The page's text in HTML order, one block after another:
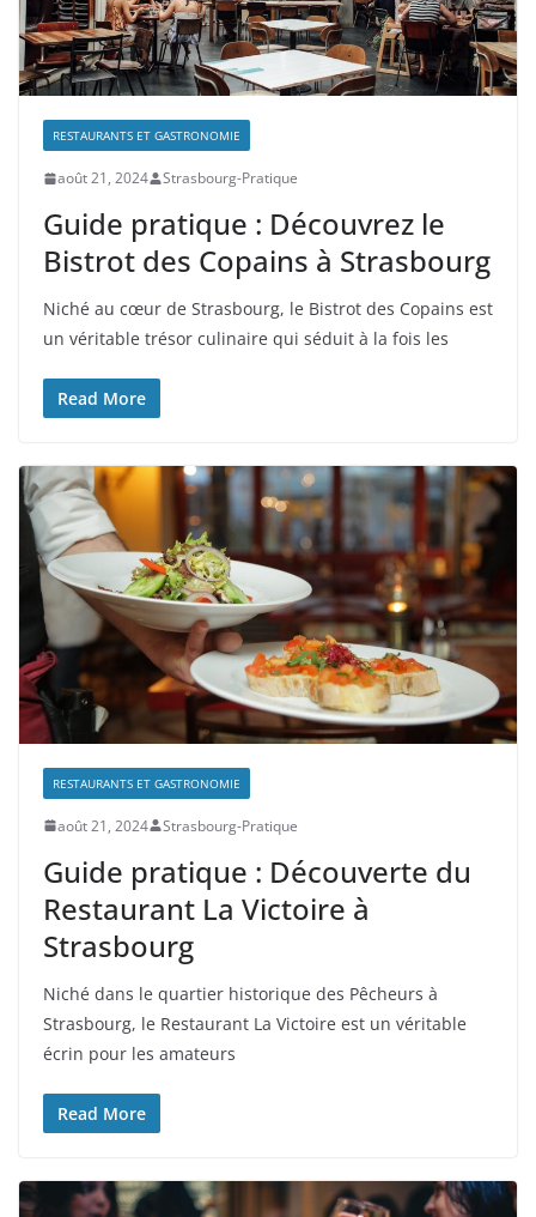
RESTAURANTS ET GASTRONOMIE
août 21, 2024 Strasbourg-Pratique
Guide pratique : Découvrez le
Bistrot des Copains à Strasbourg
Niché au cœur de Strasbourg, le Bistrot des Copains est
un véritable trésor culinaire qui séduit à la fois les
Read More
RESTAURANTS ET GASTRONOMIE
août 21, 2024 Strasbourg-Pratique
Guide pratique : Découverte du
Restaurant La Victoire à
Strasbourg
Niché dans le quartier historique des Pêcheurs à
Strasbourg, le Restaurant La Victoire est un véritable
écrin pour les amateurs
Read More